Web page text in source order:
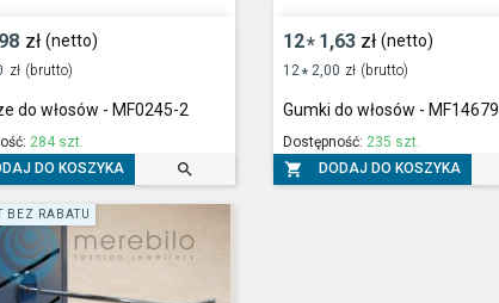
zł (netto)
zł (brutto)
do włosów - MF0245-2
284 szt.
DO KOSZYKA 
12* 1,63 zł (netto)
12 * 2,00 zł (brutto)
Gumki do włosów - MF14679
Dostępność: 235 szt.
 DODAJ DO KOSZYKA
BEZ RABATU